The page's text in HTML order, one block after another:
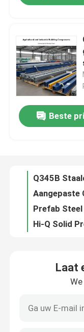
Producten
Neem contact
Nieuws
Beste
Laat